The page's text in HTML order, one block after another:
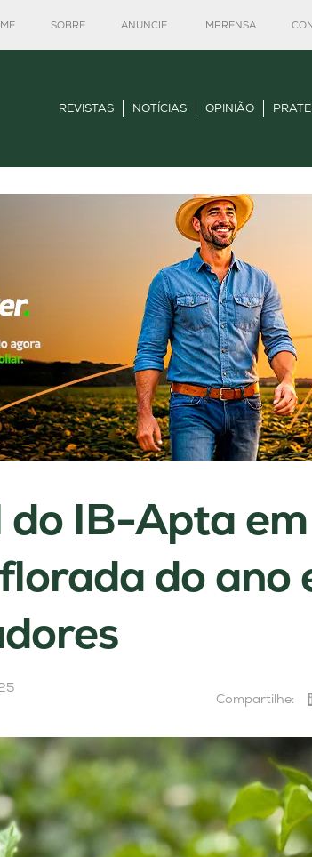
SOBRE ANUNCIE IMPRENSA
REVISTAS NOTÍCIAS OPINIÃO
do IB-Apta
do ano
Compartilhe: